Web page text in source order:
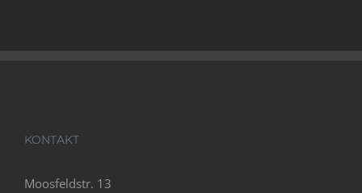
KONTAKT
Moosfeldstr. 13